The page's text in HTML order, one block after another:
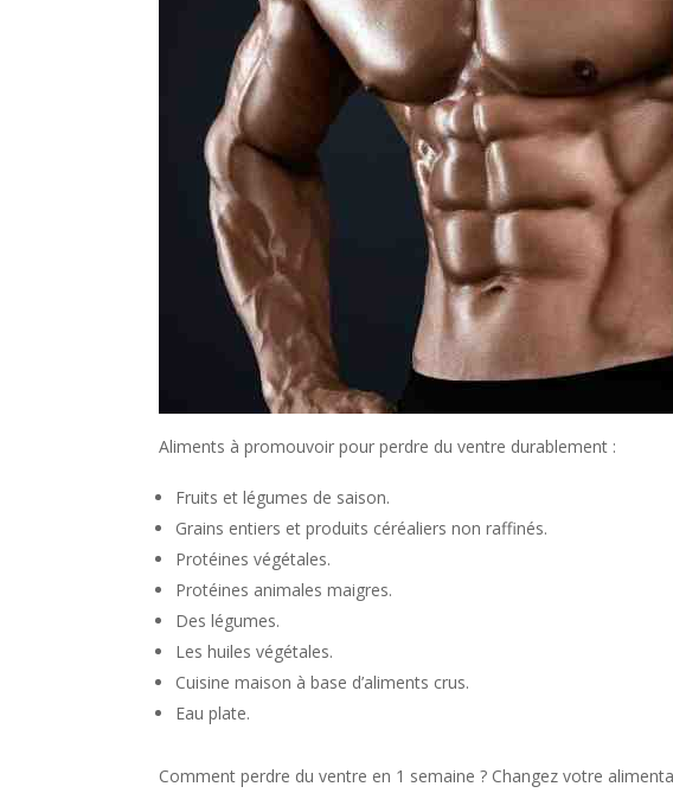
Aliments à promouvoir pour perdre du ventre durablement :
Fruits et légumes de saison.
Grains entiers et produits céréaliers non raffinés.
Protéines végétales.
Protéines animales maigres.
Des légumes.
Les huiles végétales.
Cuisine maison à base d’aliments crus.
Eau plate.
Comment perdre du ventre en 1 semaine ? Changez votre